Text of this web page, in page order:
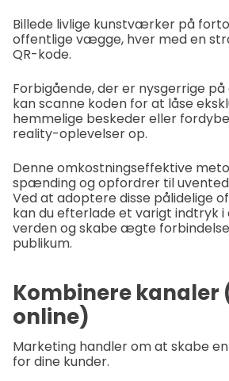
Billede livlige kunstværker på
offentlige vægge, hver med en
QR-kode.
Forbigående, der er nysgerrige på
kan scanne koden for at låse
hemmelige beskeder eller
reality-oplevelser op.
Denne omkostningseffektive
spænding og opfordrer til
Ved at adoptere disse pålidelige
kan du efterlade et varigt indtryk i
verden og skabe ægte
publikum.
Kombinere kanaler
online)
Marketing handler om at skabe
for dine kunder.